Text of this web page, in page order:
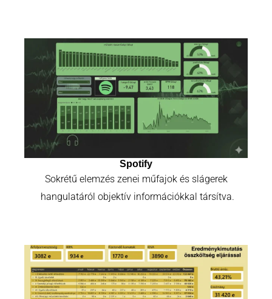
Spotify
Sokrétű elemzés zenei műfajok és slágerek
hangulatáról objektív információkkal társítva.